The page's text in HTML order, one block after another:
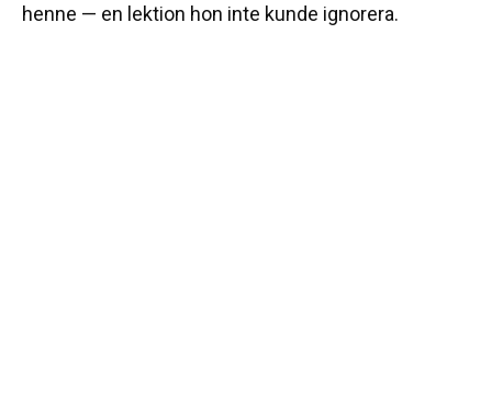
henne — en lektion hon inte kunde ignorera.